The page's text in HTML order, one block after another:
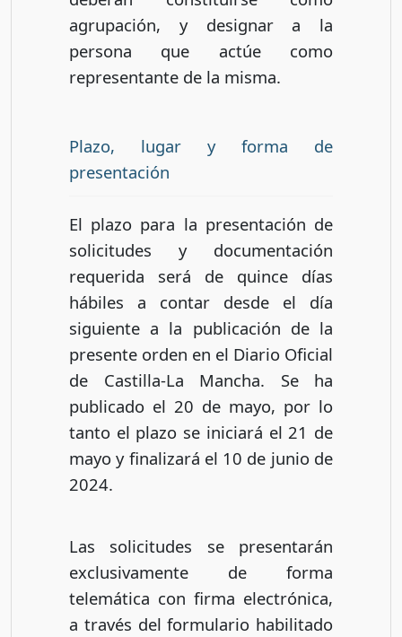
agrupación, y designar a la
persona que actúe como
representante de la misma.
Plazo, lugar y forma de
presentación
El plazo para la presentación de
solicitudes y documentación
requerida será de quince días
hábiles a contar desde el día
siguiente a la publicación de la
presente orden en el Diario Oficial
de Castilla-La Mancha. Se ha
publicado el 20 de mayo, por lo
tanto el plazo se iniciará el 21 de
mayo y finalizará el 10 de junio de
2024.
Las solicitudes se presentarán
exclusivamente de forma
telemática con firma electrónica,
a través del formulario habilitado